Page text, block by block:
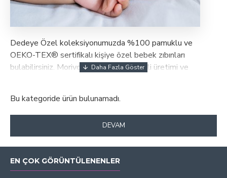
Dedeye Özel koleksiyonumuzda %100 pamuklu ve
OEKO-TEX® sertifikalı kişiye özel bebek zıbınları
bulabilirsiniz. Morivo Tekstil’in deneyimli üretimi ve
unutulmaz bir hediye sunun. Tüm ürünlerimiz ailelerin ilk
anılarına güvenle eşlik edecek şekilde tasarlanmıştır.
Bu kategoride ürün bulunamadı.
DEVAM
EN ÇOK GÖRÜNTÜLENENLER